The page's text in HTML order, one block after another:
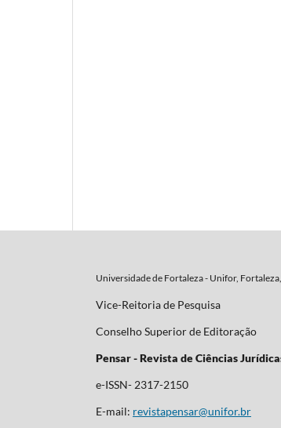
Universidade de Fortaleza - Unifor,
Vice-Reitoria de Pesquisa
Conselho Superior de Editoração
Pensar - Revista de Ciências
e-ISSN- 2317-2150
E-mail: revistapensar@unifor.br